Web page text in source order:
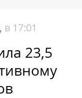
в 17:01
23,5